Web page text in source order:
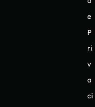
e
P
ri
v
a
ci